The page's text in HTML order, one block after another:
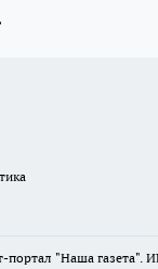
портал "Наша газета".